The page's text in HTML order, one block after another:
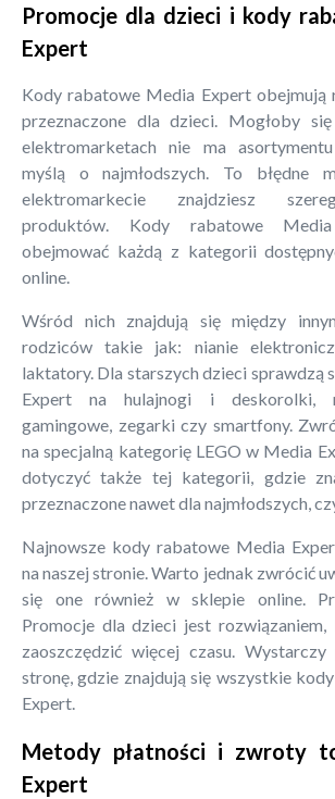
Promocje dla dzieci i kody
Expert
Kody rabatowe Media Expert obejmują
przeznaczone dla dzieci. Mogłoby
elektromarketach nie ma
myślą o najmłodszych. To błędne
elektromarkecie znajdziesz
produktów. Kody rabatowe
obejmować każdą z kategorii
online.
Wśród nich znajdują się między
rodziców takie jak: nianie
laktatory. Dla starszych dzieci sprawdzą
Expert na hulajnogi i deskorolki,
gamingowe, zegarki czy smartfony.
na specjalną kategorię LEGO w Media
dotyczyć także tej kategorii, gdzie
przeznaczone nawet dla najmłodszych,
Najnowsze kody rabatowe Media
na naszej stronie. Warto jednak zwrócić
się one również w sklepie online.
Promocje dla dzieci jest
zaoszczędzić więcej czasu.
stronę, gdzie znajdują się wszystkie
Expert.
Metody płatności i zwroty
Expert